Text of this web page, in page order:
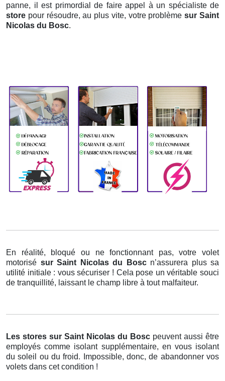
panne, il est primordial de faire appel à un spécialiste de
store pour résoudre, au plus vite, votre problèmesur Saint
Nicolas du Bosc.
En réalité, bloqué ou ne fonctionnant pas, votre volet
motorisé sur Saint Nicolas du Bosc n’assurera plus sa
utilité initiale : vous sécuriser ! Cela pose un véritable souci
de tranquillité, laissant le champ libre à tout malfaiteur.
Les stores sur Saint Nicolas du Bosc peuvent aussi être
employés comme isolant supplémentaire, en vous isolant
du soleil ou du froid. Impossible, donc, de abandonner vos
volets dans cet condition !